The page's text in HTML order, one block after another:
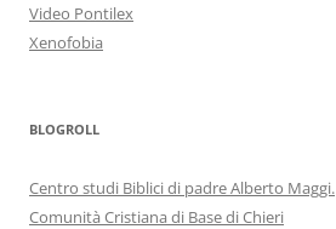
Video Pontilex
Xenofobia
BLOGROLL
Centro studi Biblici di padre Alberto Maggi.
Comunità Cristiana di Base di Chieri